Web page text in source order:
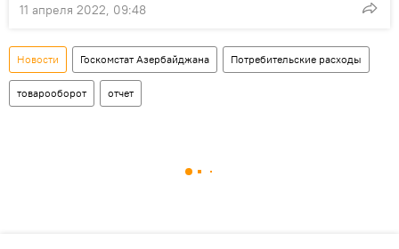
11 апреля 2022, 09:48
Новости Госкомстат Азербайджана Потребительские расходы
товарооборот отчет